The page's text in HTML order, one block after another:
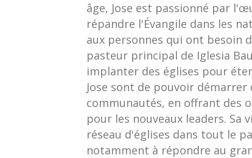
âge, Jose est passionné par
répandre l'Évangile dans les
aux personnes qui ont besoin
pasteur principal de Iglesia
implanter des églises pour
Jose sont de pouvoir
communautés, en offrant des
pour les nouveaux leaders. Sa
réseau d'églises dans tout le
notamment à répondre au